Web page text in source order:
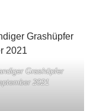
Grashüpfer
2021